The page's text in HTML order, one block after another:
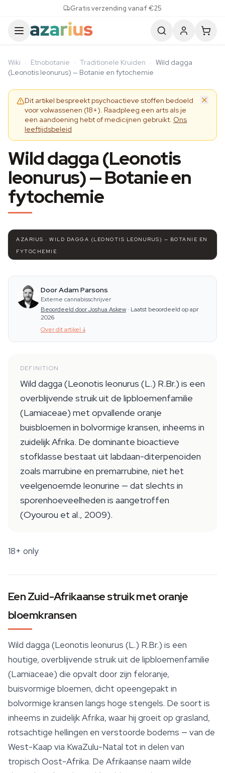
Gratis verzending vanaf €25
Wiki · Etnobotanie · Traditionele Kruiden · Wild dagga
(Leonotis leonurus) — Botanie en fytochemie
Dit artikel bespreekt psychoactieve stoffen bedoeld
voor volwassenen (18+). Raadpleeg een arts als je
een aandoening hebt of medicijnen gebruikt. Ons
leeftijdsbeleid
Wild dagga (Leonotis
leonurus) — Botanie en
fytochemie
AZARIUS · WILD DAGGA (LEONOTIS LEONURUS) — BOTANIE EN
FYTOCHEMIE
Door Adam Parsons
Externe cannabisschrijver
Beoordeeld door Joshua Askew · Laatst beoordeeld op apr
2026
Over dit artikel ↓
DEFINITION
Wild dagga (Leonotis leonurus (L.) R.Br.) is een
overblijvende struik uit de lipbloemenfamilie
(Lamiaceae) met opvallende oranje
buisbloemen in bolvormige kransen, inheems in
zuidelijk Afrika. De dominante bioactieve
stofklasse bestaat uit labdaan-diterpenoïden
zoals marrubine en premarrubine, niet het
veelgenoemde leonurine — dat slechts in
sporenhoeveelheden is aangetroffen
(Oyourou et al., 2009).
18+ only
Een Zuid-Afrikaanse struik met oranje
bloemkransen
Wild dagga (Leonotis leonurus (L.) R.Br.) is een
houtige, overblijvende struik uit de lipbloemenfamilie
(Lamiaceae) die opvalt door zijn feloranje,
buisvormige bloemen, dicht opeengepakt in
bolvormige kransen langs hoge stengels. De soort is
inheems in zuidelijk Afrika, waar hij groeit op grasland,
rotsachtige hellingen en verstoorde bodems — van de
West-Kaap via KwaZulu-Natal tot in delen van
tropisch Oost-Afrika. De Afrikaanse naam wilde